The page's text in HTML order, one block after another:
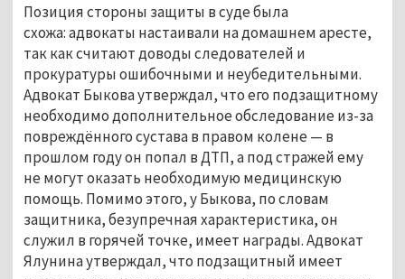
Позиция стороны защиты в суде была
схожа: адвокаты настаивали на домашнем аресте,
так как считают доводы следователей и
прокуратуры ошибочными и неубедительными.
Адвокат Быкова утверждал, что его подзащитному
необходимо дополнительное обследование из-за
повреждённого сустава в правом колене — в
прошлом году он попал в ДТП, а под стражей ему
не могут оказать необходимую медицинскую
помощь. Помимо этого, у Быкова, по словам
защитника, безупречная характеристика, он
служил в горячей точке, имеет награды. Адвокат
Ялунина утверждал, что подзащитный имеет